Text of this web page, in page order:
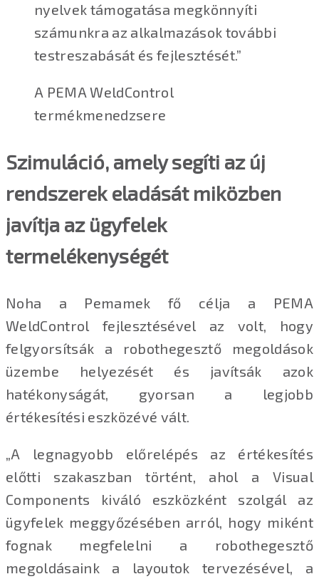
nyelvek támogatása megkönnyíti
számunkra az alkalmazások további
testreszabását és fejlesztését.”
A PEMA WeldControl
termékmenedzsere
Szimuláció, amely segíti az új
rendszerek eladását miközben
javítja az ügyfelek
termelékenységét
Noha a Pemamek fő célja a PEMA
WeldControl fejlesztésével az volt, hogy
felgyorsítsák a robothegesztő megoldások
üzembe helyezését és javítsák azok
hatékonyságát, gyorsan a legjobb
értékesítési eszközévé vált.
„A legnagyobb előrelépés az értékesítés
előtti szakaszban történt, ahol a Visual
Components kiváló eszközként szolgál az
ügyfelek meggyőzésében arról, hogy miként
fognak megfelelni a robothegesztő
megoldásaink a layoutok tervezésével, a